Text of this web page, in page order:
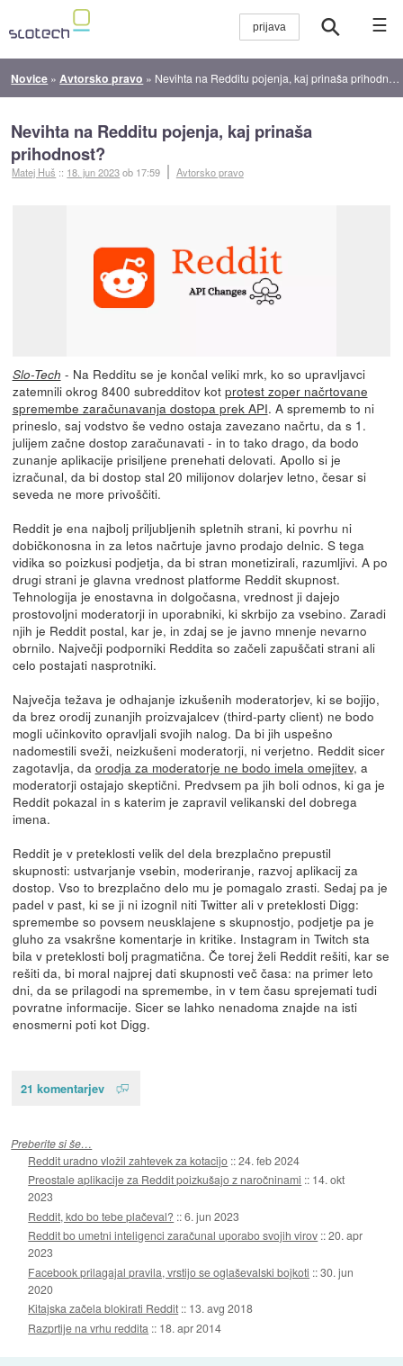
☰
Novice » Avtorsko pravo » Nevihta na Redditu pojenja, kaj prinaša prihodnost?
Nevihta na Redditu pojenja, kaj prinaša
prihodnost?
Matej Huš :: 18. jun 2023ob 17:59 Avtorsko pravo
Slo-Tech - Na Redditu se je končal veliki mrk, ko so upravljavci
zatemnili okrog 8400 subredditov kot protest zoper načrtovane
spremembe zaračunavanja dostopa prek API. A sprememb to ni
prineslo, saj vodstvo še vedno ostaja zavezano načrtu, da s 1.
julijem začne dostop zaračunavati - in to tako drago, da bodo
zunanje aplikacije prisiljene prenehati delovati. Apollo si je
izračunal, da bi dostop stal 20 milijonov dolarjev letno, česar si
seveda ne more privoščiti.
Reddit je ena najbolj priljubljenih spletnih strani, ki povrhu ni
dobičkonosna in za letos načrtuje javno prodajo delnic. S tega
vidika so poizkusi podjetja, da bi stran monetizirali, razumljivi. A po
drugi strani je glavna vrednost platforme Reddit skupnost.
Tehnologija je enostavna in dolgočasna, vrednost ji dajejo
prostovoljni moderatorji in uporabniki, ki skrbijo za vsebino. Zaradi
njih je Reddit postal, kar je, in zdaj se je javno mnenje nevarno
obrnilo. Največji podporniki Reddita so začeli zapuščati strani ali
celo postajati nasprotniki.
Največja težava je odhajanje izkušenih moderatorjev, ki se bojijo,
da brez orodij zunanjih proizvajalcev (third-party client) ne bodo
mogli učinkovito opravljali svojih nalog. Da bi jih uspešno
nadomestili sveži, neizkušeni moderatorji, ni verjetno. Reddit sicer
zagotavlja, da orodja za moderatorje ne bodo imela omejitev, a
moderatorji ostajajo skeptični. Predvsem pa jih boli odnos, ki ga je
Reddit pokazal in s katerim je zapravil velikanski del dobrega
imena.
Reddit je v preteklosti velik del dela brezplačno prepustil
skupnosti: ustvarjanje vsebin, moderiranje, razvoj aplikacij za
dostop. Vso to brezplačno delo mu je pomagalo zrasti. Sedaj pa je
padel v past, ki se ji ni izognil niti Twitter ali v preteklosti Digg:
spremembe so povsem neusklajene s skupnostjo, podjetje pa je
gluho za vsakršne komentarje in kritike. Instagram in Twitch sta
bila v preteklosti bolj pragmatična. Če torej želi Reddit rešiti, kar se
rešiti da, bi moral najprej dati skupnosti več časa: na primer leto
dni, da se prilagodi na spremembe, in v tem času sprejemati tudi
povratne informacije. Sicer se lahko nenadoma znajde na isti
enosmerni poti kot Digg.
21 komentarjev
Preberite si še…
Reddit uradno vložil zahtevek za kotacijo ::24. feb 2024
Preostale aplikacije za Reddit poizkušajo z naročninami :: 14. okt
2023
Reddit, kdo bo tebe plačeval? ::6. jun 2023
Reddit bo umetni inteligenci zaračunal uporabo svojih virov ::20. apr
2023
Facebook prilagajal pravila, vrstijo se oglaševalski bojkoti ::30. jun
2020
Kitajska začela blokirati Reddit :: 13. avg 2018
Razprtije na vrhu reddita :: 18. apr 2014